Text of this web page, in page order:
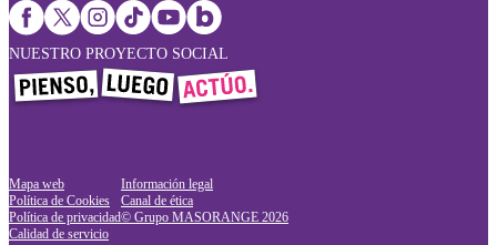
NUESTRO PROYECTO SOCIAL
Mapa web
Política de Cookies
Política de privacidad
Calidad de servicio
Información legal
Canal de ética
© Grupo MASORANGE 2026